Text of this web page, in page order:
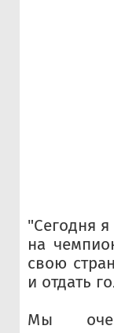
"Сегодня
на
свою
и отдать
Мы